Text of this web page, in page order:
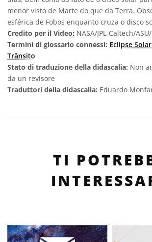
menor visto de Marte do que da Terra.
esférica de Fobos enquanto cruza o disco
Credito per il Video: NASA/JPL-Caltech/
Termini di glossario connessi: Eclipse Solar
Trânsito
Stato di traduzione della didascalia: Non
da un revisore
Traduttori della didascalia: Eduardo
TI